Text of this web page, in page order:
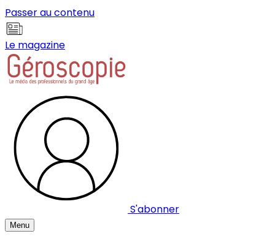
Passer au contenu
Le magazine
S'abonner
Menu
Panneau de gestion des cookies